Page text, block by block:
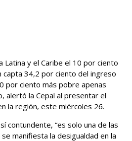
Latina y el Caribe el 10 por ciento
capta 34,2 por ciento del ingreso
por ciento más pobre apenas
alertó la Cepal al presentar el
la región, este miércoles 26.
contundente, “es solo una de las
manifiesta la desigualdad en la